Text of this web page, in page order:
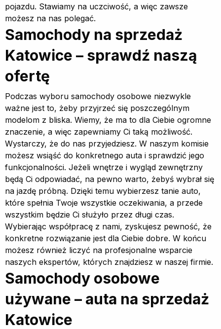
pojazdu. Stawiamy na uczciwość, a więc zawsze
możesz na nas polegać.
Samochody na sprzedaż
Katowice – sprawdź naszą
ofertę
Podczas wyboru samochody osobowe niezwykle
ważne jest to, żeby przyjrzeć się poszczególnym
modelom z bliska. Wiemy, że ma to dla Ciebie ogromne
znaczenie, a więc zapewniamy Ci taką możliwość.
Wystarczy, że do nas przyjedziesz. W naszym komisie
możesz wsiąść do konkretnego auta i sprawdzić jego
funkcjonalności. Jeżeli wnętrze i wygląd zewnętrzny
będą Ci odpowiadać, na pewno warto, żebyś wybrał się
na jazdę próbną. Dzięki temu wybierzesz tanie auto,
które spełnia Twoje wszystkie oczekiwania, a przede
wszystkim będzie Ci służyło przez długi czas.
Wybierając współpracę z nami, zyskujesz pewność, że
konkretne rozwiązanie jest dla Ciebie dobre. W końcu
możesz również liczyć na profesjonalne wsparcie
naszych ekspertów, których znajdziesz w naszej firmie.
Samochody osobowe
używane – auta na sprzedaż
Katowice